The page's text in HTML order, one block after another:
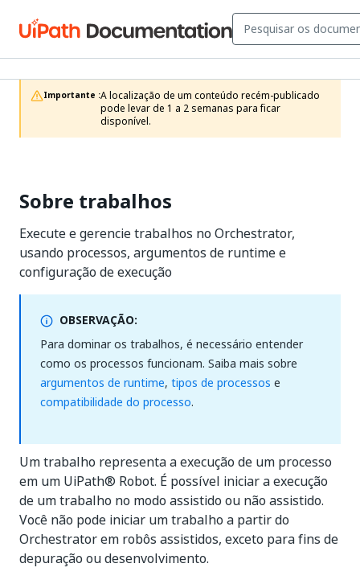
Importante :A localização de um conteúdo recém-publicado
pode levar de 1 a 2 semanas para ficar
disponível.
Sobre trabalhos
Execute e gerencie trabalhos no Orchestrator,
usando processos, argumentos de runtime e
configuração de execução
OBSERVAÇÃO:
Para dominar os trabalhos, é necessário entender
como os processos funcionam. Saiba mais sobre
argumentos de runtime, tipos de processos e
compatibilidade do processo.
Um trabalho representa a execução de um processo
em um UiPath® Robot. É possível iniciar a execução
de um trabalho no modo assistido ou não assistido.
Você não pode iniciar um trabalho a partir do
Orchestrator em robôs assistidos, exceto para fins de
depuração ou desenvolvimento.